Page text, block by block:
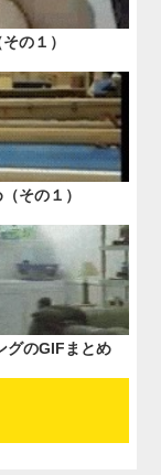
の１）
その１）
グのGIFまとめ